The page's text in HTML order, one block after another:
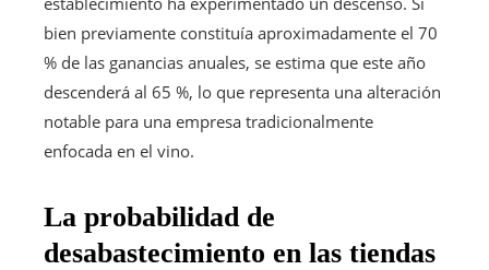
bien previamente constituía aproximadamente el 70
% de las ganancias anuales, se estima que este año
descenderá al 65 %, lo que representa una alteración
notable para una empresa tradicionalmente
enfocada en el vino.
La probabilidad de
desabastecimiento en las tiendas